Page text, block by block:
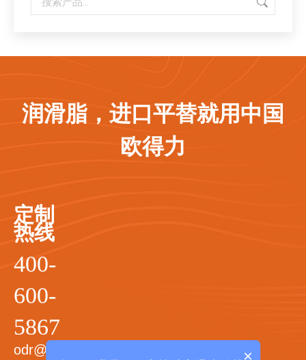
润滑脂，进口平替就用中国
欧得力
定制
热线
400-
600-
5867
odr@odrgrease.com